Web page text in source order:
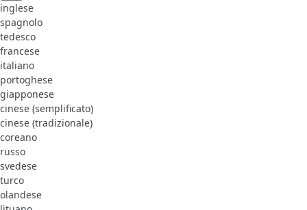
inglese
spagnolo
tedesco
francese
italiano
portoghese
giapponese
cinese (semplificato)
cinese (tradizionale)
coreano
russo
svedese
turco
olandese